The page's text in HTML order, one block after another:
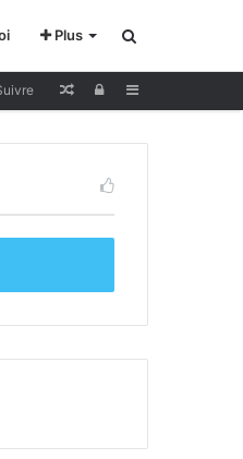
Plus
Sidebar
Se
Lecture